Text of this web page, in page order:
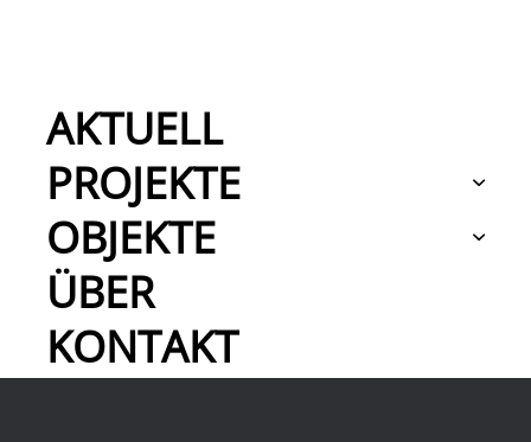
AKTUELL
PROJEKTE
OBJEKTE
ÜBER
KONTAKT